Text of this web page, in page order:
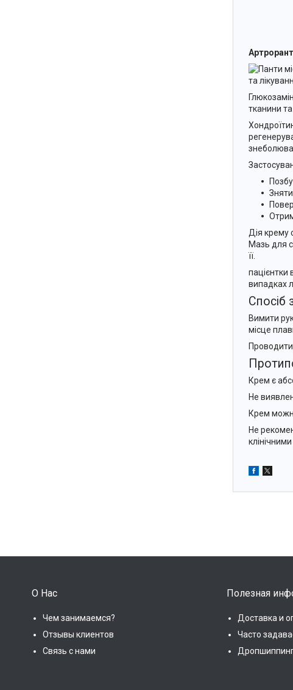
Панти
та
тканини та
Дія крему
Мазь для
її.
пацієнтки
випадках
Спосіб
Вимити
місце
Проводити
Крем є
Не
Крем
Не
О Нас
Чем занимаемся?
Отзывы клиентов
Связь с нами
Полезная
Доставка и
Часто